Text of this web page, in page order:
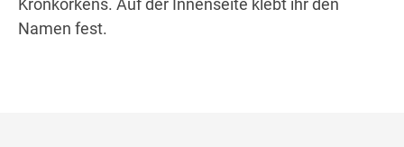
Kronkorkens. Auf der Innenseite klebt ihr den
Namen fest.